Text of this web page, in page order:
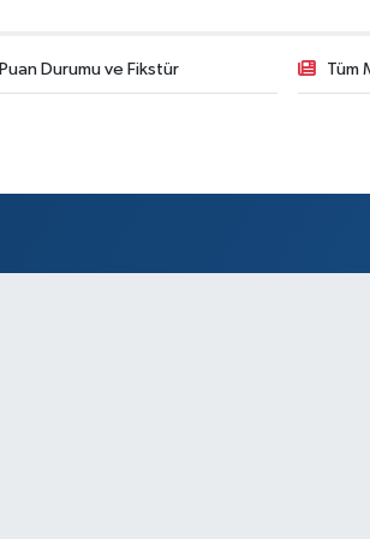
Metro Atakent
Puan Durumu ve Fikstür Tüm